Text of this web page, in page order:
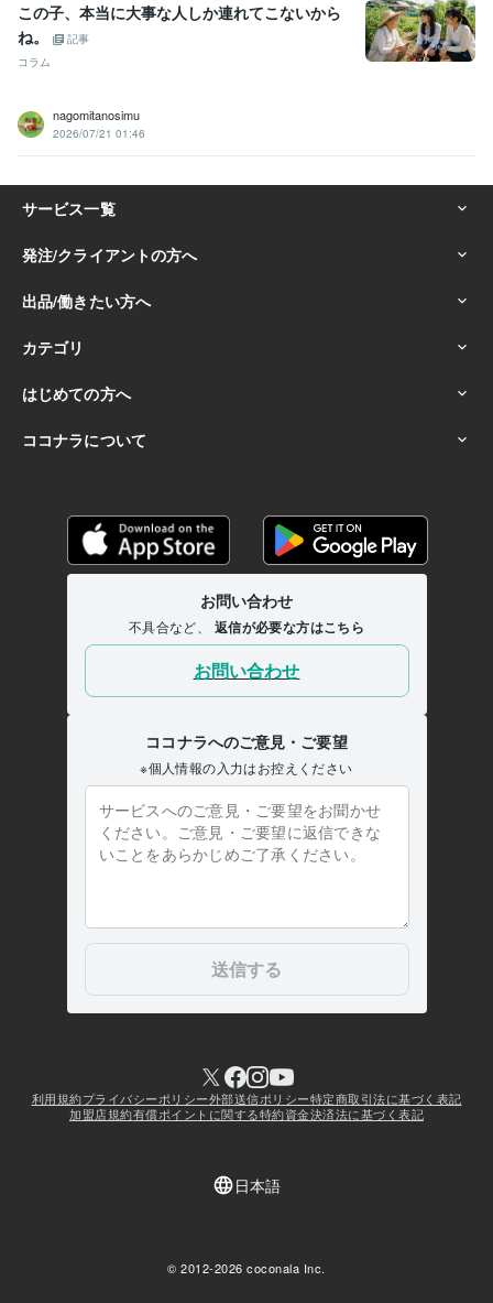
この子、本当に大事な人しか連れてこないから
ね。
記事
コラム
nagomitanosimu
2026/07/21 01:46